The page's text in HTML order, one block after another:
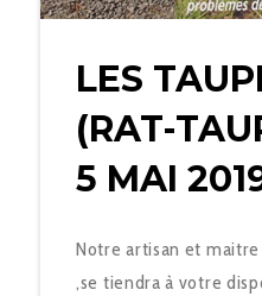
LES
(RAT-
5 MAI
Notre artisan et
,se tiendra à votre